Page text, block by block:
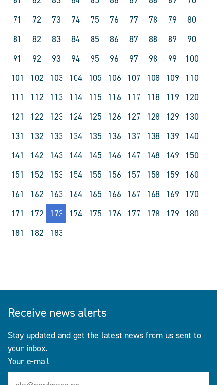
71
72 73 74 75 76 77 78 79
80
81
82 83 84 85 86 87 88 89
90
91
92 93 94 95 96 97 98 99
100
101
102 103 104 105 106 107 108 109
110
111
112 113 114 115 116 117 118 119
120
121
122 123 124 125 126 127 128 129
130
131
132 133 134 135 136 137 138 139
140
141
142 143 144 145 146 147 148 149
150
151
152 153 154 155 156 157 158 159
160
161
162 163 164 165 166 167 168 169
170
171
172 173 174 175 176 177 178 179
180
181
182 183
Receive news alerts
Stay updated and get the latest news from us sent to
your inbox.
Your e-mail